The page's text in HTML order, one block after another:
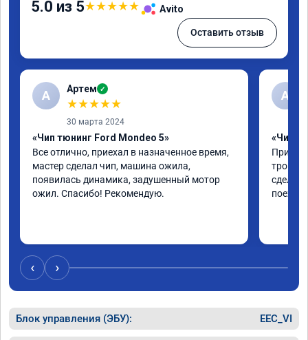
5.0 из 5★★★★★ Avito
Оставить отзыв
А Артем ✓
★★★★★
30 марта 2024
«Чип тюнинг Ford Mondeo 5»
Все отлично, приехал в назначенное время,
мастер сделал чип, машина ожила,
появилась динамика, задушенный мотор
ожил. Спасибо! Рекомендую.
А
«Чип
троила
‹ ›
Блок управления (ЭБУ): EEC_VI